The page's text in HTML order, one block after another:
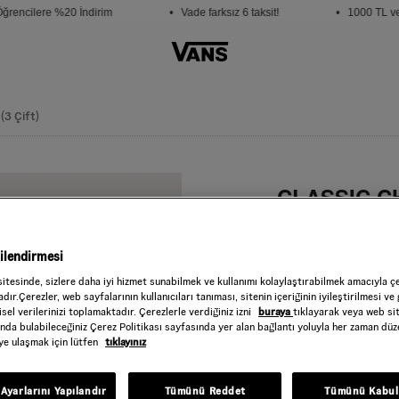
%20 İndirim • Vade farksız 6 taksit! • 1000 TL
(3 Çift)
CLASSIC
RENK : Black/White
Beden
sizlere daha iyi hizmet sunabilmek ve kullanımı kolaylaştırabilmek amacıyla
web sayfalarının kullanıcıları tanıması, sitenin içeriğinin iyileştirilmesi
verilerinizi toplamaktadır. Çerezlerle verdiğiniz izni
buraya tıklayarak veya web
bulabileceğiniz Çerez Politikası sayfasında yer alan bağlantı yoluyla her zaman
ulaşmak için lütfen tıklayınız
Tümünü Reddet Tümünü
Yapılandır